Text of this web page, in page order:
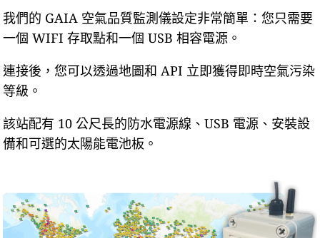
我們的 GAIA 空氣品質監測儀設定非常簡單：您只需要
一個 WIFI 存取點和一個 USB 相容電源。
連接後，您可以透過地圖和 API 立即獲得即時空氣污染
等級。
該站配有 10 公尺長的防水電源線、USB 電源、安裝設
備和可選的太陽能電池板。